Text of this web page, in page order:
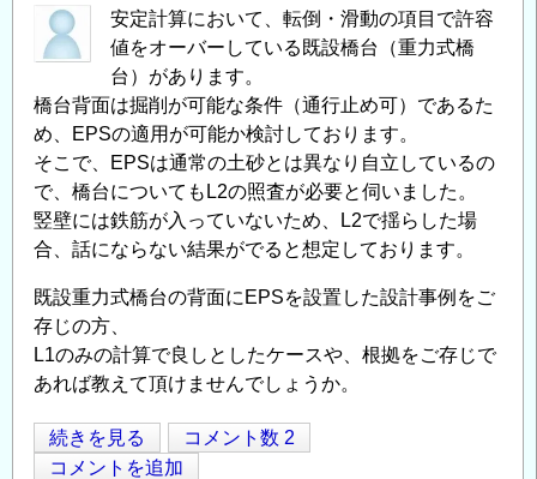
イ
ン
ー
ン
生
募
集
の
安定計算において、転倒・滑動の項目で許容
値をオーバーしている既設橋台（重力式橋
台）があります。
橋台背面は掘削が可能な条件（通行止め可）であるた
め、EPSの適用が可能か検討しております。
そこで、EPSは通常の土砂とは異なり自立しているの
で、橋台についてもL2の照査が必要と伺いました。
竪壁には鉄筋が入っていないため、L2で揺らした場
合、話にならない結果がでると想定しております。
既設重力式橋台の背面にEPSを設置した設計事例をご
存じの方、
L1のみの計算で良しとしたケースや、根拠をご存じで
あれば教えて頂けませんでしょうか。
既
設
続きを見る
コメント数 2
コメントを追加